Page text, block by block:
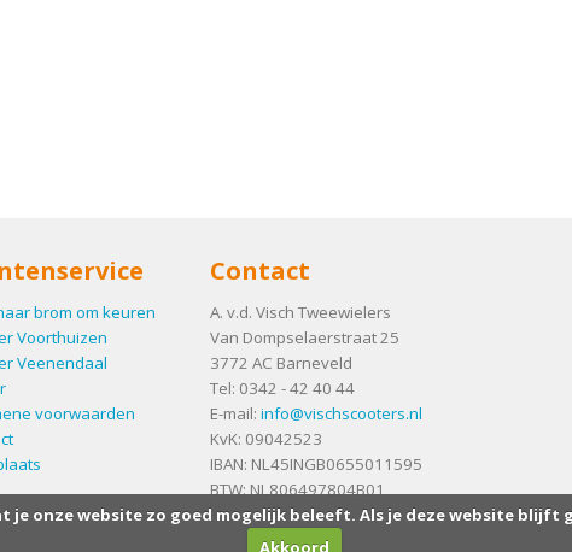
brom om keuren
Voorthuizen
Veenendaal
voorwaarden
Contact
A. v.d. Visch Tweewielers
Van Dompselaerstraat 25
3772 AC Barneveld
Tel: 0342 - 42 40 44
E-mail: info@vischscooters.nl
KvK: 09042523
IBAN: NL45INGB0655011595
BTW: NL806497804B01
je onze website zo goed mogelijk beleeft. Als je deze website
Akkoord